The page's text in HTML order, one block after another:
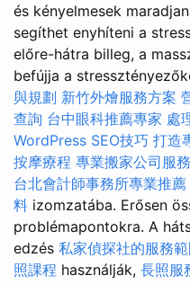
és kényelmesek
segíthet enyhíteni a
előre-hátra billeg, a
befújja a
與規劃 新竹外燴服務方案
查詢 台中眼科推薦專家 處
WordPress SEO技巧 打造
按摩療程 專業搬家公司服務
台北會計師事務所專業推薦
料 izomzatába. Erősen
problémapontokra. A
edzés 私家偵探社的服務
照課程 használják, 長照服